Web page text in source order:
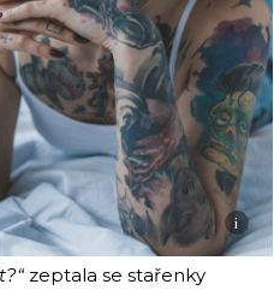
i
zeptala se stařenky